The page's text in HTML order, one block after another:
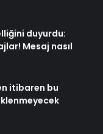
duyurdu:
Mesaj nasıl
itibaren bu